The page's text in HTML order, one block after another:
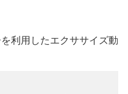
利用したエクササイズ動